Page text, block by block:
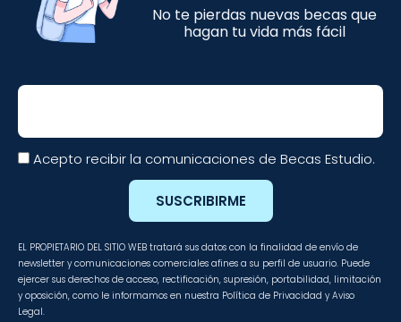
No te pierdas nuevas becas que
hagan tu vida más fácil
Email
Acepto recibir la comunicaciones de Becas Estudio.
SUSCRIBIRME
EL PROPIETARIO DEL SITIO WEB tratará sus datos con la finalidad de envío de
newsletter y comunicaciones comerciales afines a su perfil de usuario. Puede
ejercer sus derechos de acceso, rectificación, supresión, portabilidad, limitación
y oposición, como le informamos en nuestra Política de Privacidad y Aviso
Legal.